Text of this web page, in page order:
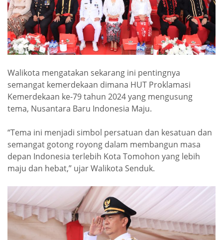
Walikota mengatakan sekarang ini pentingnya
semangat kemerdekaan dimana HUT Proklamasi
Kemerdekaan ke-79 tahun 2024 yang mengusung
tema, Nusantara Baru Indonesia Maju.
“Tema ini menjadi simbol persatuan dan kesatuan dan
semangat gotong royong dalam membangun masa
depan Indonesia terlebih Kota Tomohon yang lebih
maju dan hebat,” ujar Walikota Senduk.